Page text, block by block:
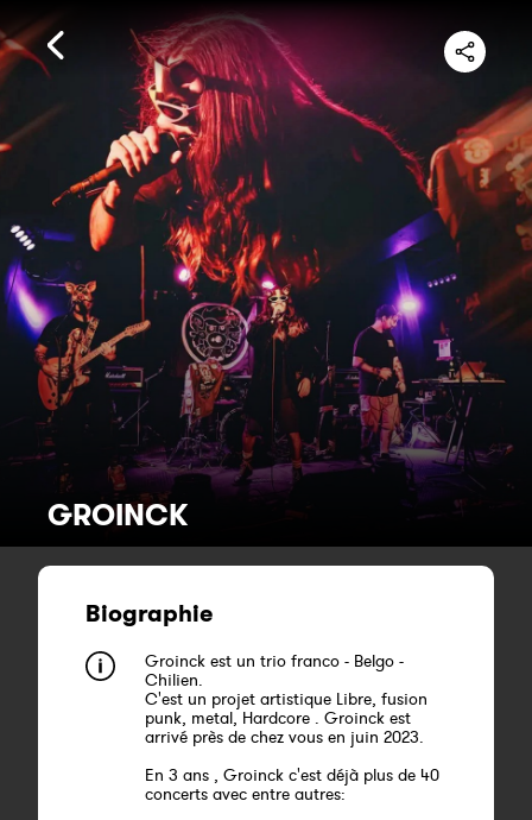
GROINCK
Biographie
Groinck est un trio franco - Belgo -
Chilien.
C'est un projet artistique Libre, fusion
punk, metal, Hardcore . Groinck est
arrivé près de chez vous en juin 2023.
En 3 ans , Groinck c'est déjà plus de 40
concerts avec entre autres: